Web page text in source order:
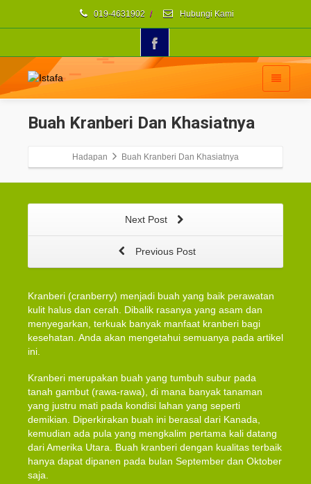
019-4631902 / Hubungi Kami
Buah Kranberi Dan Khasiatnya
Hadapan Buah Kranberi Dan Khasiatnya
Next Post
Previous Post
Kranberi (cranberry) menjadi buah yang baik perawatan
kulit halus dan cerah. Dibalik rasanya yang asam dan
menyegarkan, terkuak banyak manfaat kranberi bagi
kesehatan. Anda akan mengetahui semuanya pada artikel
ini.
Kranberi merupakan buah yang tumbuh subur pada
tanah gambut (rawa-rawa), di mana banyak tanaman
yang justru mati pada kondisi lahan yang seperti
demikian. Diperkirakan buah ini berasal dari Kanada,
kemudian ada pula yang mengkalim pertama kali datang
dari Amerika Utara. Buah kranberi dengan kualitas terbaik
hanya dapat dipanen pada bulan September dan Oktober
saja.